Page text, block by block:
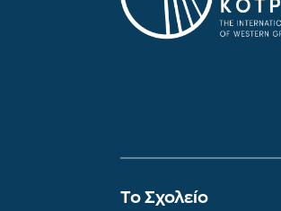
To Σχολείο